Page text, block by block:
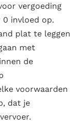
vergoeding
invloed op.
plat te leggen
met
de
voorwaarden
dat je